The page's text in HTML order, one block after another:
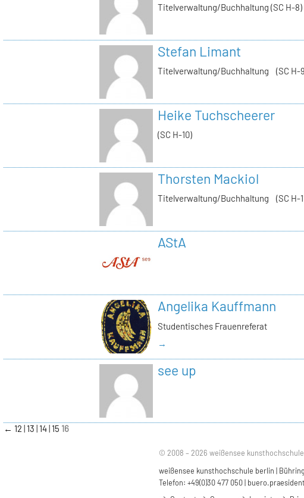
Titelverwaltung/Buchhaltung (SC H-8)
Stefan Limant
Titelverwaltung/Buchhaltung (SC H-
Heike Tuchscheerer
(SC H-10)
Thorsten Mackiol
Titelverwaltung/Buchhaltung (SC H-
AStA
Angelika Kauffmann
Studentisches Frauenreferat
→
see up
← 12 13 14 15 16
© 2008 – 2026 weißensee
weißensee kunsthochschule berlin |
Telefon: +49(0)30 477 050 |